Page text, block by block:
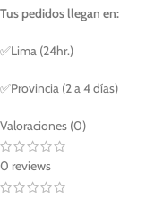
Tus pedidos llegan en:
✅Lima (24hr.)
✅Provincia (2 a 4 días)
Valoraciones (0)
0 reviews